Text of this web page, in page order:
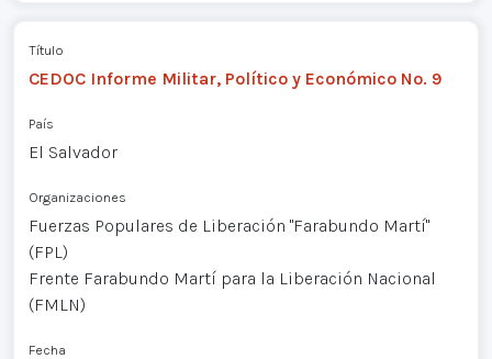
Título
CEDOC Informe Militar, Político y Económico No. 9
País
El Salvador
Organizaciones
Fuerzas Populares de Liberación "Farabundo Martí"
(FPL)
Frente Farabundo Martí para la Liberación Nacional
(FMLN)
Fecha